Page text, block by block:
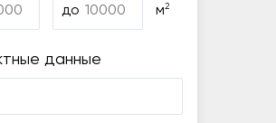
до м2
данные